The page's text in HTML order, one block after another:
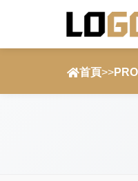
首頁>>